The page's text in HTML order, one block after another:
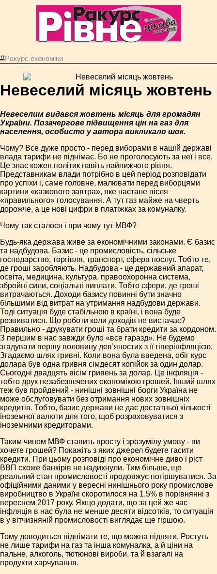
#Ракурс економiки
Невеселий місяць жовтень
Невеселим видався жовтень місяць для громадян
України. Позачергове підвищення цін на газ для
населення, особисто у автора викликало шок.
Чому? Все дуже просто - перед виборами в нашій державі
влада тарифи не піднімає. Бо не проголосують за неї і все.
Це знає кожен політик навіть найнижчого рівня.
Представникам влади потрібно в цей період розповідати
про успіхи і, саме головне, малювати перед виборцями
картини «казкового завтра», яке настане після
«правильного» голосування. А тут газ майже на чверть
дорожче, а це нові цифри в платіжках за комуналку.
Чому так сталося і при чому тут МВФ?
Будь-яка держава живе за економічними законами. Є базис
та надбудова. Базис - це промисловість, сільське
господарство, торгівля, транспорт, сфера послуг. Тобто те,
де гроші заробляють. Надбудова - це державний апарат,
освіта, медицина, культура, правоохоронна система,
збройні сили, соціальні виплати. Тобто сфери, де гроші
витрачаються. Доходи базису повинні бути значно
більшими від витрат на утримання надбудови держави.
Тоді ситуація буде стабільною в країні, і вона буде
розвиватися. Що роботи коли доходів не вистачає?
Правильно - друкувати гроші та брати кредити за кордоном.
З першим в нас завжди було «все гаразд». Не будемо
згадувати першу половину дев’яностих з її гіперінфляцією.
Згадаємо шлях гривні. Коли вона була введена, обіг курс
долара був одна гривня сімдесят копійок за один долар.
Сьогодні двадцять вісім гривень за долар. Це інфляція -
тобто друк незабезпечених економікою грошей. Інший шлях
теж був пройдений - нинішні зовнішні борги Україна не
може обслуговувати без отримання нових зовнішніх
кредитів. Тобто, базис держави не дає достатньої кількості
іноземної валюти для того, щоб розраховуватися з
іноземними кредиторами.
Таким чином МВФ ставить просту і зрозумілу умову - ви
хочете грошей? Покажіть з яких джерел будете гасити
кредити. При цьому розповіді про економічне диво і ріст
ВВП схоже банкірів не надихнули. Тим більше, що
реальний стан промисловості продовжує погіршуватися. За
офіційними даними у вересні нинішнього року промислове
виробництво в Україні скоротилося на 1,5% в порівнянні з
вереснем 2017 року. Якщо додати, що за цей же час
інфляція в нас була не менше десяти відсотків, то ситуація
в у вітчизняній промисловості виглядає ще гіршою.
Тому доводиться піднімати те, що можна підняти. Ростуть
не лише тарифи на газ та інша комуналка, а й ціни на
пальне, алкоголь, тютюнові вироби, та й взагалі на
продукти харчування.